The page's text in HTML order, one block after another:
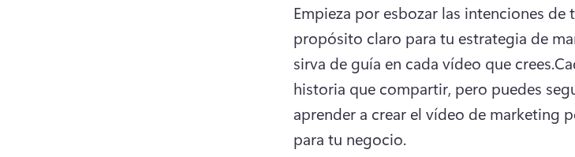
Empieza por esbozar las intenciones
propósito claro para tu estrategia de
sirva de guía en cada vídeo que crees.
historia que compartir, pero puedes
aprender a crear el vídeo de marketing
para tu negocio.